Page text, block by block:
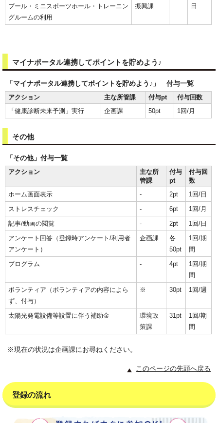
プール・ミニスポーツホール・トレーニン
グルームの利用
振興課
日
マイナポータル連携してポイントを貯めよう♪
「マイナポータル連携してポイントを貯めよう♪」 付与一覧
アクション
主な所管課 付与pt
付与回数
「健康診断未来予測」実行
企画課 50pt 1回/月
その他
「その他」付与一覧
アクション
主な所
管課
付与
pt
付与回
数
ホーム画面表示
- 2pt
1回/日
ストレスチェック
- 6pt
1回/月
記事/動画の閲覧
- 2pt
1回/日
アンケート回答（登録時アンケート/利用者
アンケート）
企画課
各
50pt
1回/期
間
プログラム
- 4pt
1回/期
間
ボランティア（ボランティアの内容によら
ず、付与）
※ 30pt 1回/週
太陽光発電設備等設置に伴う補助金
環境政
策課
31pt
1回/期
間
※現在の状況は企画課にお尋ねください。
このページの先頭へ戻る
登録の流れ